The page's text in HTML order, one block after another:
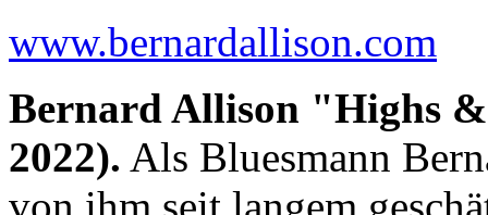
www.bernardallison.com
Bernard Allison "Highs
2022). Als Bluesmann
von ihm seit langem